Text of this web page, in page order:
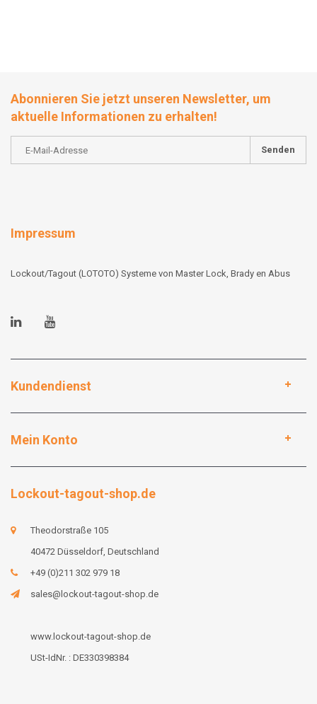
Abonnieren Sie jetzt unseren Newsletter, um
aktuelle Informationen zu erhalten!
Senden
Impressum
Lockout/Tagout (LOTOTO) Systeme von Master Lock, Brady en Abus
Kundendienst
Mein Konto
Lockout-tagout-shop.de
Theodorstraße 105
40472 Düsseldorf, Deutschland
+49 (0)211 302 979 18
sales@lockout-tagout-shop.de
www.lockout-tagout-shop.de
USt-IdNr. : DE330398384